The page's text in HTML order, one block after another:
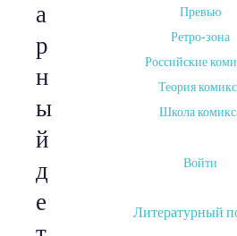
а
р
н
ы
й
д
е
Превью
Ретро-зона
Российские
Теория
Школа
Войти
Литературный